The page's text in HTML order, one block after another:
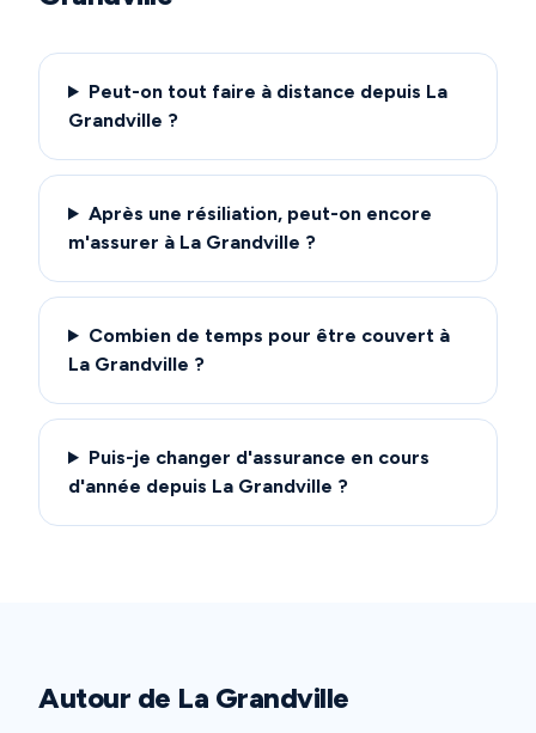
Peut-on tout faire à distance depuis La
Grandville ?
Après une résiliation, peut-on encore
m'assurer à La Grandville ?
Combien de temps pour être couvert à
La Grandville ?
Puis-je changer d'assurance en cours
d'année depuis La Grandville ?
Autour de La Grandville